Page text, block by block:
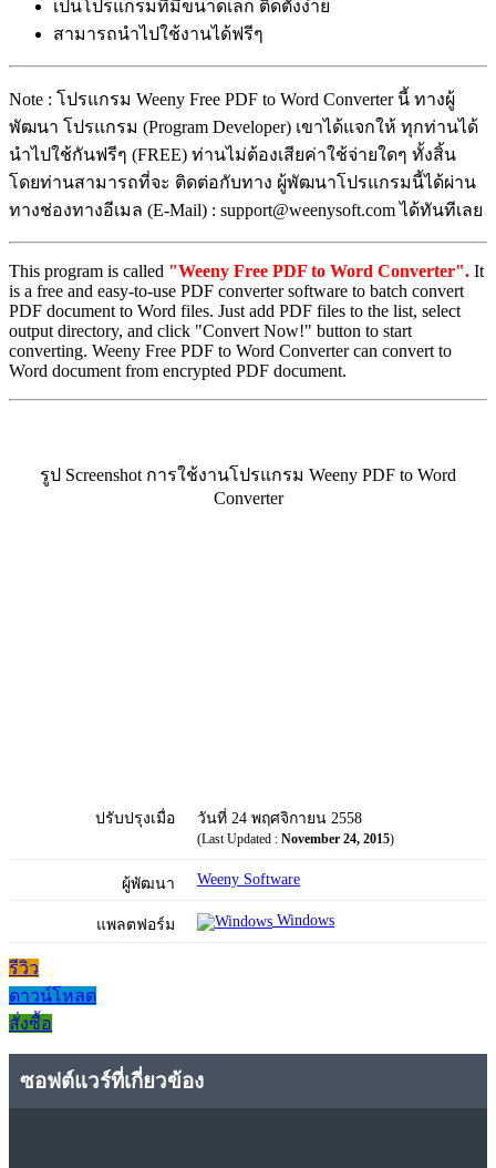
เป็นโปรแกรมที่มีขนาดเล็ก ติดตั้งง่าย
สามารถนำไปใช้งานได้ฟรีๆ
Note : โปรแกรม Weeny Free PDF to Word Converter นี้ ทางผู้
พัฒนา โปรแกรม (Program Developer) เขาได้แจกให้ ทุกท่านได้
นำไปใช้กันฟรีๆ (FREE) ท่านไม่ต้องเสียค่าใช้จ่ายใดๆ ทั้งสิ้น
โดยท่านสามารถที่จะ ติดต่อกับทาง ผู้พัฒนาโปรแกรมนี้ได้ผ่าน
ทางช่องทางอีเมล (E-Mail) : support@weenysoft.com ได้ทันทีเลย
This program is called "Weeny Free PDF to Word Converter". It
is a free and easy-to-use PDF converter software to batch convert
PDF document to Word files. Just add PDF files to the list, select
output directory, and click "Convert Now!" button to start
converting. Weeny Free PDF to Word Converter can convert to
Word document from encrypted PDF document.
รูป Screenshot การใช้งานโปรแกรม Weeny PDF to Word
Converter
ปรับปรุงเมื่อ วันที่ 24 พฤศจิกายน 2558
(Last Updated : November 24, 2015)
ผู้พัฒนา Weeny Software
แพลตฟอร์ม Windows
รีวิว
ดาวน์โหลด
สั่งซื้อ
ซอฟต์แวร์ที่เกี่ยวข้อง